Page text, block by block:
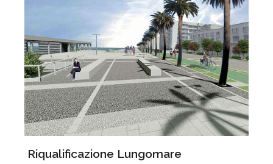
Riqualificazione Lungomare